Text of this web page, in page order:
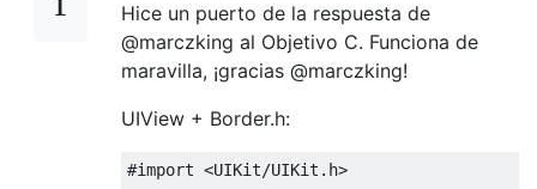
Hice un puerto de la respuesta de
@marczking al Objetivo C. Funciona de
maravilla, ¡gracias @marczking!
UIView + Border.h:
#import <UIKit/UIKit.h>